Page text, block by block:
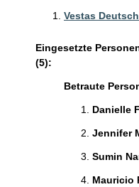
Vestas
Eingesetzte
(5):
Betraute
Danielle
Jennifer
Sumin
Mauricio